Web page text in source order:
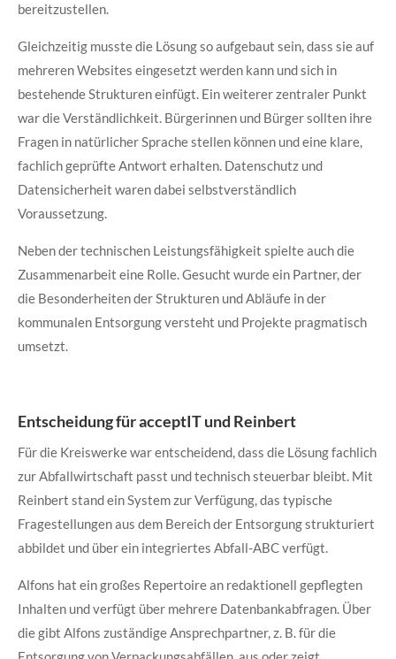
bereitzustellen.
Gleichzeitig musste die Lösung so aufgebaut sein, dass sie auf
mehreren Websites eingesetzt werden kann und sich in
bestehende Strukturen einfügt. Ein weiterer zentraler Punkt
war die Verständlichkeit. Bürgerinnen und Bürger sollten ihre
Fragen in natürlicher Sprache stellen können und eine klare,
fachlich geprüfte Antwort erhalten. Datenschutz und
Datensicherheit waren dabei selbstverständlich
Voraussetzung.
Neben der technischen Leistungsfähigkeit spielte auch die
Zusammenarbeit eine Rolle. Gesucht wurde ein Partner, der
die Besonderheiten der Strukturen und Abläufe in der
kommunalen Entsorgung versteht und Projekte pragmatisch
umsetzt.
Entscheidung für acceptIT und Reinbert
Für die Kreiswerke war entscheidend, dass die Lösung fachlich
zur Abfallwirtschaft passt und technisch steuerbar bleibt. Mit
Reinbert stand ein System zur Verfügung, das typische
Fragestellungen aus dem Bereich der Entsorgung strukturiert
abbildet und über ein integriertes Abfall-ABC verfügt.
Alfons hat ein großes Repertoire an redaktionell gepflegten
Inhalten und verfügt über mehrere Datenbankabfragen. Über
die gibt Alfons zuständige Ansprechpartner, z. B. für die